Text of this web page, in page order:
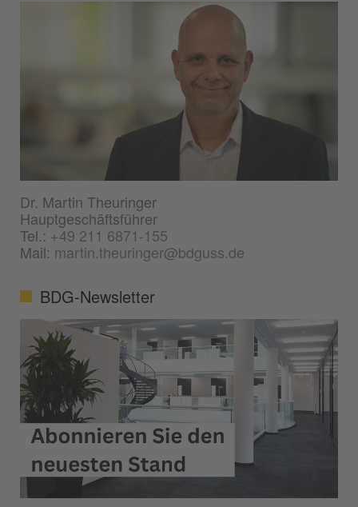
Dr. Martin Theuringer
Hauptgeschäftsführer
Tel.:+49 211 6871-155
Mail: martin.theuringer@bdguss.de
BDG-Newsletter